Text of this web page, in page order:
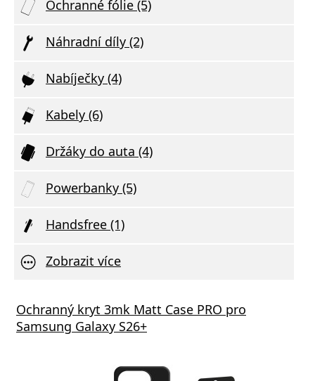
Ochranné fólie (5)
Náhradní díly (2)
Nabíječky (4)
Kabely (6)
Držáky do auta (4)
Powerbanky (5)
Handsfree (1)
Zobrazit více
Ochranný kryt 3mk Matt Case PRO pro
Samsung Galaxy S26+